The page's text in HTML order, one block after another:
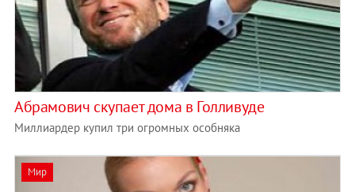
Абрамович скупает дома в Голливуде
Миллиардер купил три огромных особняка
Мир